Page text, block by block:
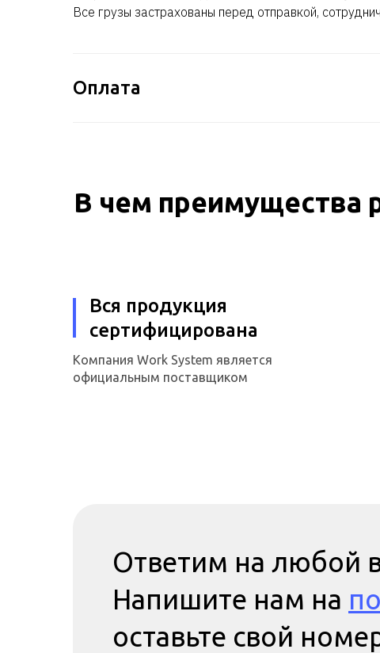
Все грузы застрахованы перед отправкой,
Оплата
В чем преимущества
Вся продукция
сертифицирована
Компания Work System является
официальным поставщиком
Ответим на любой
Напишите нам на
оставьте свой